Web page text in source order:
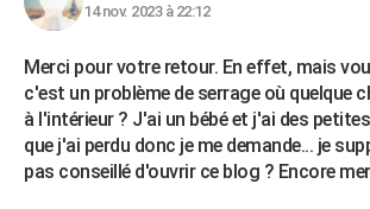
14 nov. 2023 à 22:12
Merci pour votre retour. En effet, mais
c'est un problème de serrage où quelque
à l'intérieur ? J'ai un bébé et j'ai des
que j'ai perdu donc je me demande... je
pas conseillé d'ouvrir ce blog ? Encore